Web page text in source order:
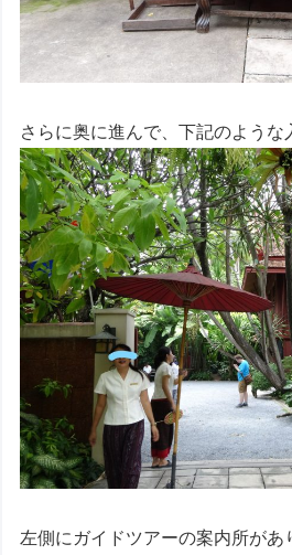
さらに奥に進んで、下記のような
左側にガイドツアーの案内所があ